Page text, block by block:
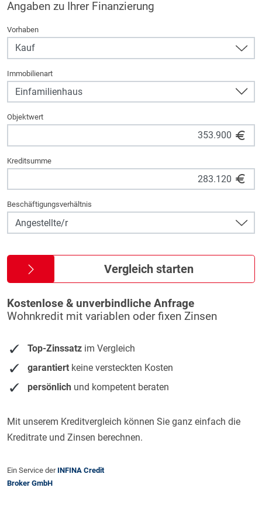
Angaben zu Ihrer Finanzierung
Vorhaben
Immobilienart
Objektwert
Kreditsumme
Beschäftigungsverhältnis
Vergleich starten
Kostenlose & unverbindliche Anfrage
Wohnkredit mit variablen oder fixen Zinsen
Top-Zinssatz im Vergleich
garantiert keine versteckten Kosten
persönlich und kompetent beraten
Mit unserem Kreditvergleich können Sie ganz einfach die
Kreditrate und Zinsen berechnen.
Ein Service der INFINA Credit
Broker GmbH